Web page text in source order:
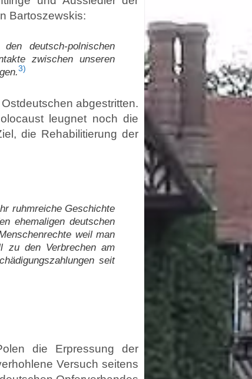
Bartoszewskis:
deutsch-polnischen
zwischen unseren
3)
abgestritten.
leugnet noch die
die Rehabilitierung der
ruhmreiche Geschichte
ehemaligen deutschen
weil man
zu den Verbrechen am
seit
die Erpressung der
Versuch seitens